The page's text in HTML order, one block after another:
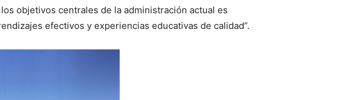
objetivos centrales de la administración actual es
efectivos y experiencias educativas de calidad”.